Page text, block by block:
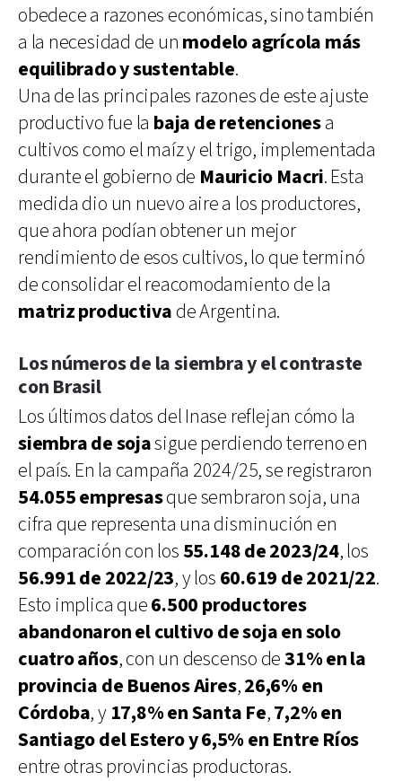
obedece a razones económicas, sino también
a la necesidad de un modelo agrícola más
equilibrado y sustentable.
Una de las principales razones de este ajuste
productivo fue la baja de retencionesa
cultivos como el maíz y el trigo, implementada
durante el gobierno de Mauricio Macri. Esta
medida dio un nuevo aire a los productores,
que ahora podían obtener un mejor
rendimiento de esos cultivos, lo que terminó
de consolidar el reacomodamiento de la
matriz productiva de Argentina.
Los números de la siembra y el contraste
con Brasil
Los últimos datos del Inase reflejan cómo la
siembra de sojasigue perdiendo terreno en
el país. En la campaña 2024/25, se registraron
54.055 empresasque sembraron soja, una
cifra que representa una disminución en
comparación con los 55.148 de 2023/24, los
56.991 de 2022/23, y los 60.619 de 2021/22.
Esto implica que6.500 productores
abandonaron el cultivo de soja en solo
cuatro años, con un descenso de31% en la
provincia de Buenos Aires,26,6% en
Córdoba, y 17,8% en Santa Fe,7,2% en
Santiago del Estero y 6,5% en Entre Ríos
entre otras provincias productoras.